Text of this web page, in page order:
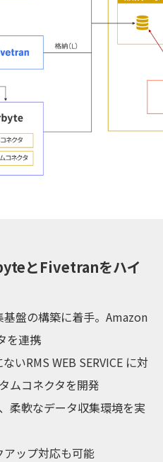
とFivetranをハイ
盤の構築に着手。Amazon
を連携
いRMS WEB SERVICE に対
ムコネクタを開発
柔軟なデータ収集環境を実
ップ対応も可能